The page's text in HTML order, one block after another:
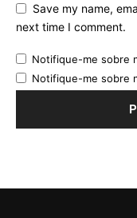
Save my name,
next time I comment.
Notifique-me sobre
Notifique-me sobre